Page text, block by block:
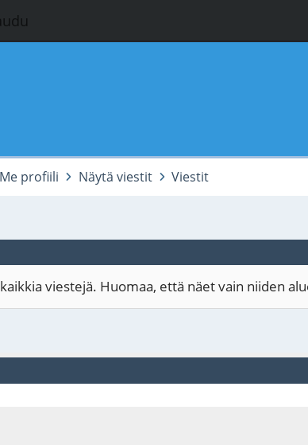
profiili Näytä viestit Viestit
viestejä. Huomaa, että näet vain niiden